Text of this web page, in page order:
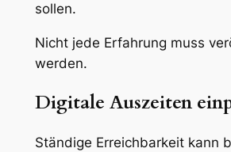
sollen.
Nicht jede Erfahrung muss
werden.
Digitale Auszeiten
Ständige Erreichbarkeit kann